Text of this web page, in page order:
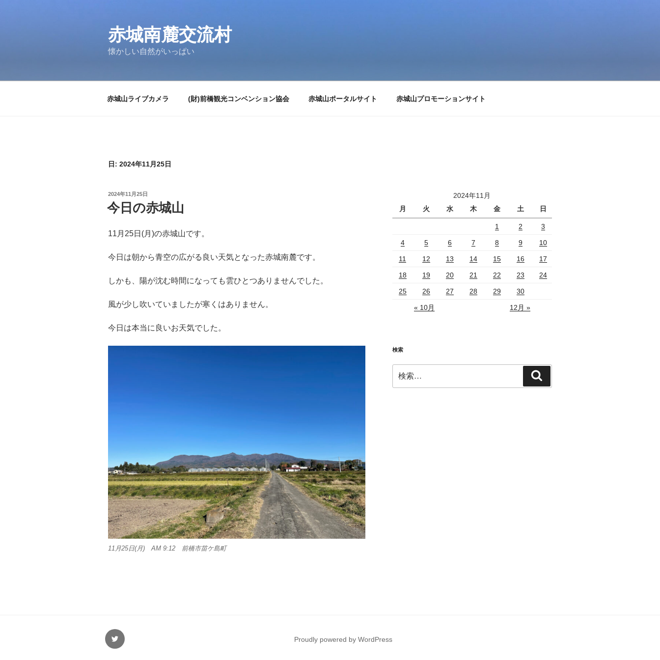
赤城南麓交流村
懐かしい自然がいっぱい
赤城山ライブカメラ (財)前橋観光コンベンション協会 赤城山ポータルサイト 赤城山プロモーションサイト
日: 2024年11月25日
投
稿
日:
2024年11月25日
今日の赤城山
11月25日(月)の赤城山です。
今日は朝から青空の広がる良い天気となった赤城南麓です。
しかも、陽が沈む時間になっても雲ひとつありませんでした。
風が少し吹いていましたが寒くはありません。
今日は本当に良いお天気でした。
11月25日(月) AM 9:12 前橋市苗ケ島町
2024年11月
月
火 水 木 金 土 日
1 2 3
4 5 6 7 8 9 10
11 12 13 14 15 16 17
18 19 20 21 22 23 24
25 26 27 28 29 30
« 10月 12月 »
検索
索:
索
Twitter
Proudly powered by WordPress